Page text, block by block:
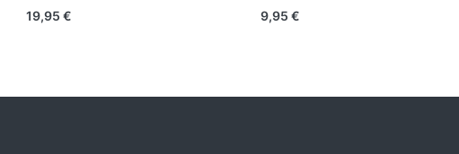
19,95 €
9,95 €